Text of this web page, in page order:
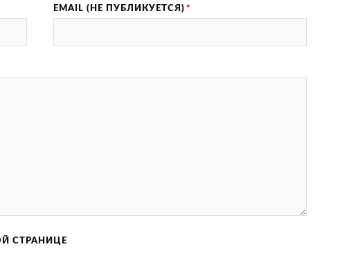
EMAIL (НЕ ПУБЛИКУЕТСЯ) *
СТРАНИЦЕ